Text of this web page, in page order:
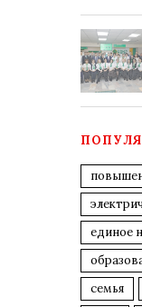
единое
семья